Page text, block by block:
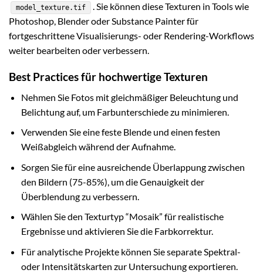
model_texture.tif
. Sie können diese Texturen in Tools wie
Photoshop, Blender oder Substance Painter für
fortgeschrittene Visualisierungs- oder Rendering-Workflows
weiter bearbeiten oder verbessern.
Best Practices für hochwertige Texturen
Nehmen Sie Fotos mit gleichmäßiger Beleuchtung und
Belichtung auf, um Farbunterschiede zu minimieren.
Verwenden Sie eine feste Blende und einen festen
Weißabgleich während der Aufnahme.
Sorgen Sie für eine ausreichende Überlappung zwischen
den Bildern (75-85%), um die Genauigkeit der
Überblendung zu verbessern.
Wählen Sie den Texturtyp “Mosaik” für realistische
Ergebnisse und aktivieren Sie die Farbkorrektur.
Für analytische Projekte können Sie separate Spektral-
oder Intensitätskarten zur Untersuchung exportieren.